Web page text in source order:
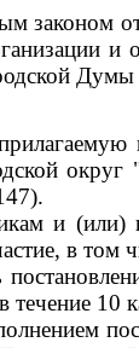
законом
и
и (или)
в
течение 10